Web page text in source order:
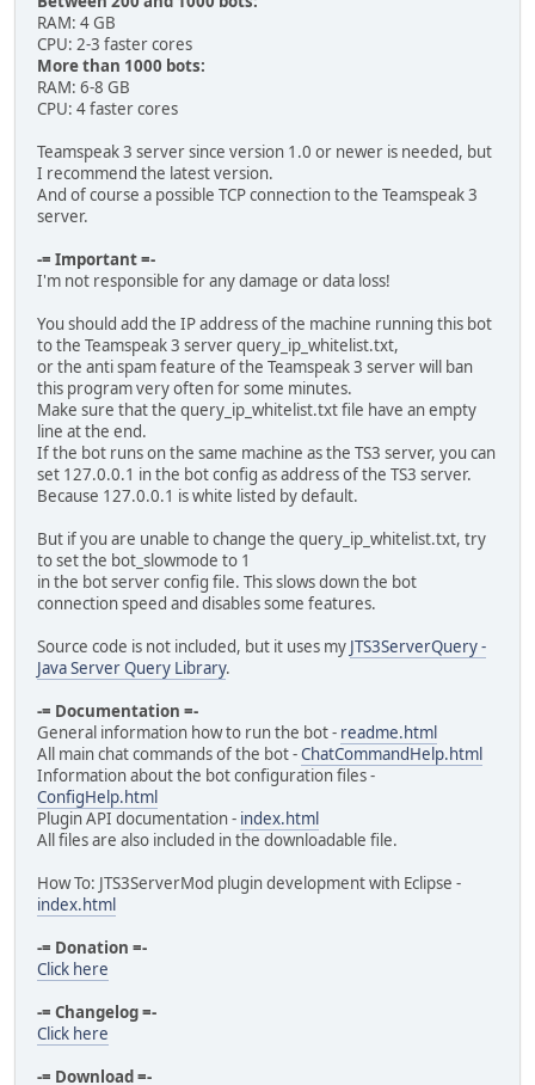
RAM: 4 GB
CPU: 2-3 faster cores
More than 1000 bots:
RAM: 6-8 GB
CPU: 4 faster cores
Teamspeak 3 server since version 1.0 or newer is needed, but
I recommend the latest version.
And of course a possible TCP connection to the Teamspeak 3
server.
-= Important =-
I'm not responsible for any damage or data loss!
You should add the IP address of the machine running this bot
to the Teamspeak 3 server query_ip_whitelist.txt,
or the anti spam feature of the Teamspeak 3 server will ban
this program very often for some minutes.
Make sure that the query_ip_whitelist.txt file have an empty
line at the end.
If the bot runs on the same machine as the TS3 server, you can
set 127.0.0.1 in the bot config as address of the TS3 server.
Because 127.0.0.1 is white listed by default.
But if you are unable to change the query_ip_whitelist.txt, try
to set the bot_slowmode to 1
in the bot server config file. This slows down the bot
connection speed and disables some features.
Source code is not included, but it uses my JTS3ServerQuery -
Java Server Query Library.
-= Documentation =-
General information how to run the bot - readme.html
All main chat commands of the bot -ChatCommandHelp.html
Information about the bot configuration files -
ConfigHelp.html
Plugin API documentation - index.html
All files are also included in the downloadable file.
How To: JTS3ServerMod plugin development with Eclipse -
index.html
-= Donation =-
Click here
-= Changelog =-
Click here
-= Download =-